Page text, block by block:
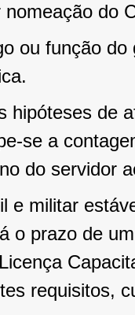
do
ou função
hipóteses de
se a
do servidor
e militar
o prazo de
requisitos,